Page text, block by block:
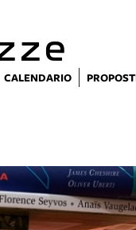
e
CALENDARIO